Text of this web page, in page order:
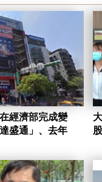
經濟部完成變
盛通」、去年